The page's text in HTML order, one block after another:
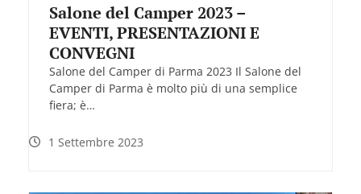
Salone del Camper 2023 –
EVENTI, PRESENTAZIONI E
CONVEGNI
Salone del Camper di Parma 2023 Il Salone del
Camper di Parma è molto più di una semplice
fiera; è…
1 Settembre 2023